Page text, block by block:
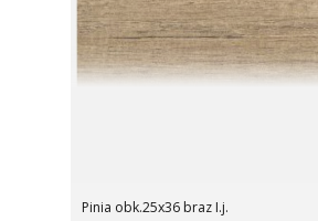
Pinia obk.25x36 braz I.j.